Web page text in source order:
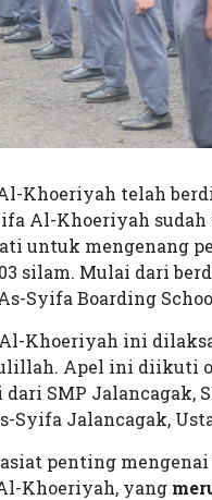
Al-Khoeriyah telah
Al-Khoeriyah
untuk mengenang
silam. Mulai dari
Syifa Boarding
Khoeriyah ini
Apel ini diikuti
SMP Jalancagak,
Jalancagak,
penting
Khoeriyah, yang